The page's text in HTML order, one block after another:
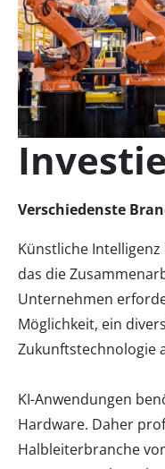
Verschiedenste
Künstliche
das die
Unternehmen
Möglichkeit, ein
Zukunftstechnologie
KI-Anwendungen
Hardware. Daher
Halbleiterbranche